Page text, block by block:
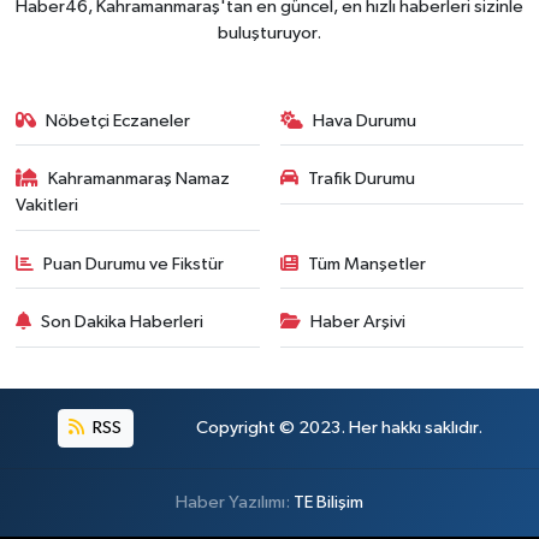
Kahramanmaraş'ın Tarihi Mirası İçin Ankara'da
Haber46, Kahramanmaraş'tan en güncel, en hızlı haberleri sizinle
buluşturuyor.
Nöbetçi Eczaneler Hava Durumu
Kahramanmaraş Namaz
Vakitleri
Trafik Durumu
Puan Durumu ve Fikstür Tüm Manşetler
Son Dakika Haberleri Haber Arşivi
RSS Copyright © 2023. Her hakkı saklıdır.
Haber Yazılımı: TE Bilişim